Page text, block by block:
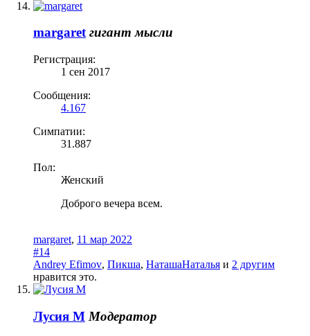
margaret гигант мысли
Регистрация:
1 сен 2017
Сообщения:
4.167
Симпатии:
31.887
Пол:
Женский
Доброго вечера всем.
margaret, 11 мар 2022
#14
Andrey Efimov, Пикша, НаташаНаталья и 2 другим
нравится это.
Лусия М Модератор